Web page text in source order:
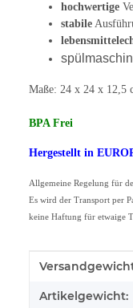
hochwertige
stabile
Maße: 24 x 24 x 12,5
BPA Frei
Hergestellt in
Allgemeine Regelung für
Es wird der Transport per
keine Haftung für etwaige
Wert
Artikelgewicht: